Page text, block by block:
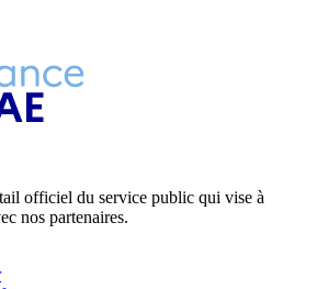
officiel du service public qui vise à
nos partenaires.